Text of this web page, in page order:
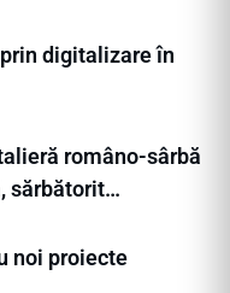
digitalizare în
româno-sârbă
sărbătorit…
noi proiecte